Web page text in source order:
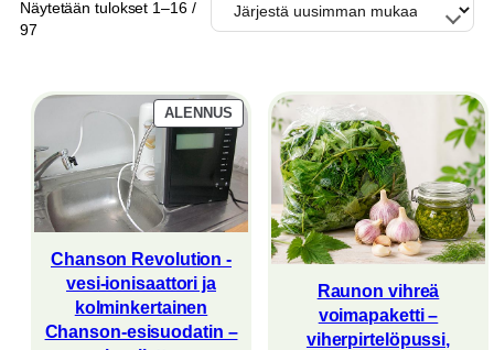
Näytetään tulokset 1–16 /
97Sorted
ALENNUSTUOTE
ALENNUKSESSA
Chanson Revolution -
vesi-ionisaattori ja
kolminkertainen
Chanson-esisuodatin –
Raunon vihreä
voimapaketti –
viherpirtelöpussi,